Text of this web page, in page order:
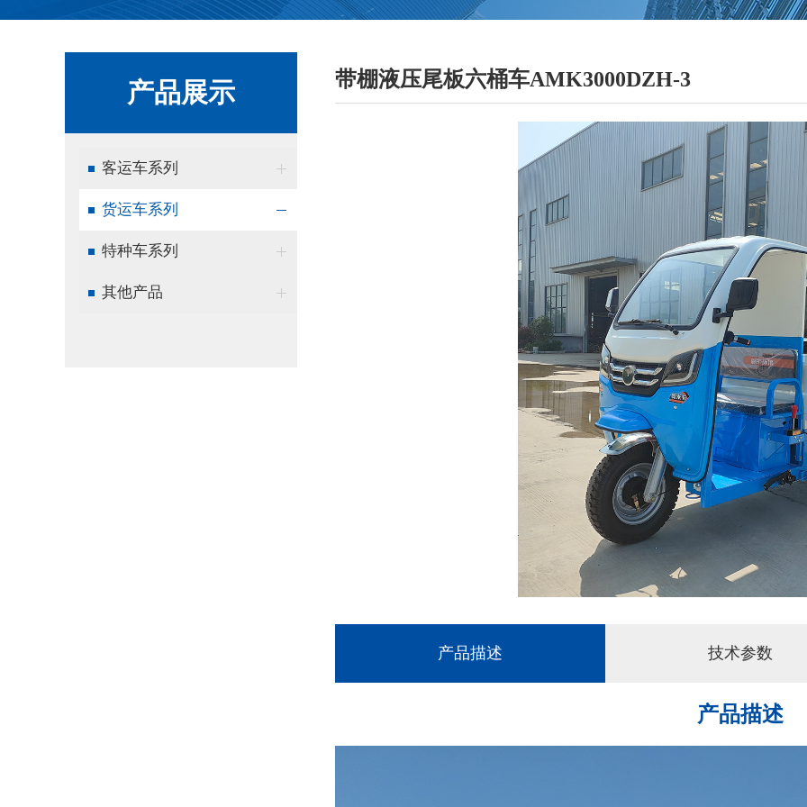
产品展示
客运车系列
货运车系列
特种车系列
其他产品
带棚液压尾板六桶车AMK3000DZH-3
产品描述 技术参数
产品描述